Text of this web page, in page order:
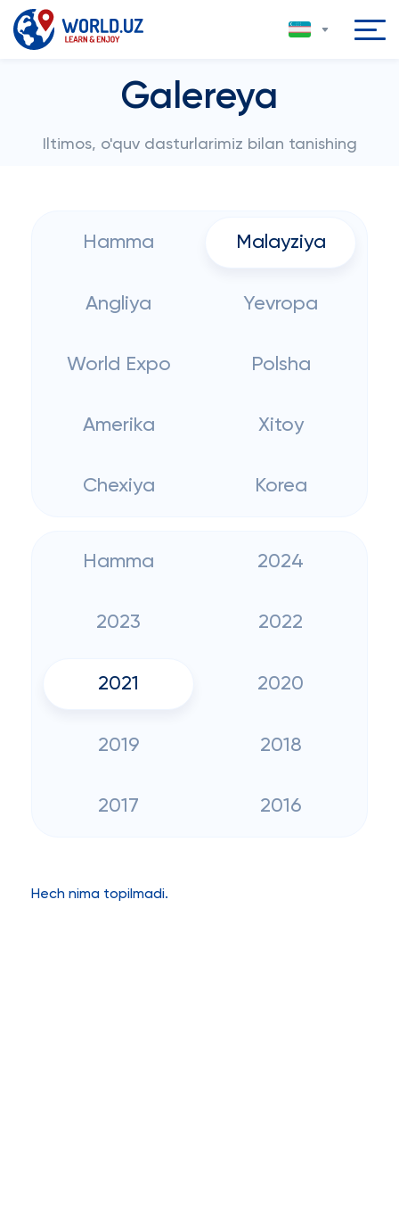
Galereya
Iltimos, o'quv dasturlarimiz bilan tanishing
Hamma Malayziya
Angliya Yevropa
World Expo Polsha
Amerika Xitoy
Chexiya Korea
Hamma 2024
2023 2022
2021 2020
2019 2018
2017 2016
Hech nima topilmadi.